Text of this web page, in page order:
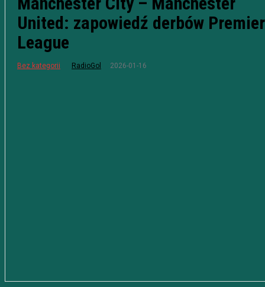
United: zapowiedź derbów Premier
League
Bez kategorii RadioGol 2026-01-16